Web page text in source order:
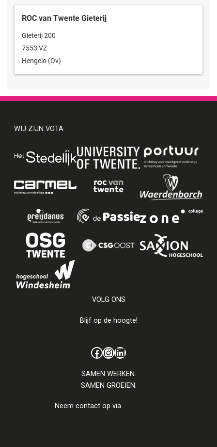
WIJ ZIJN VOTA
VOLG ONS
Blijf op de hoogte!
Facebook
Instagram
LinkedIn
SAMEN WERKEN.
SAMEN GROEIEN.
Neem contact op via